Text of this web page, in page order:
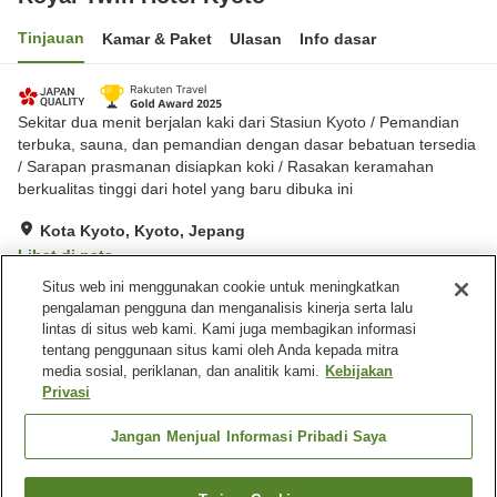
Tinjauan Kamar & Paket Ulasan Info dasar
Sekitar dua menit berjalan kaki dari Stasiun Kyoto / Pemandian
terbuka, sauna, dan pemandian dengan dasar bebatuan tersedia
/ Sarapan prasmanan disiapkan koki / Rasakan keramahan
berkualitas tinggi dari hotel yang baru dibuka ini
Kota Kyoto, Kyoto, Jepang
Lihat di peta
Hebat Ulasan:324
Fasilitas properti
Wi-Fi
Pemandian dengan
Sauna
Situs web ini menggunakan cookie untuk meningkatkan
pengalaman pengguna dan menganalisis kinerja serta lalu
lintas di situs web kami. Kami juga membagikan informasi
tentang penggunaan situs kami oleh Anda kepada mitra
media sosial, periklanan, dan analitik kami. Kebijakan
Privasi
Jangan Menjual Informasi Pribadi Saya